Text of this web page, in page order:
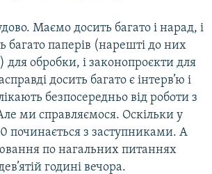
Маємо досить багато і нарад, і
багато паперів (нарешті до них
обробки, і законопроєкти для
досить багато є інтерв’ю і
безпосередньо від роботи з
ми справляємося. Оскільки у
починається з заступниками. А
по нагальних питаннях
годині вечора.